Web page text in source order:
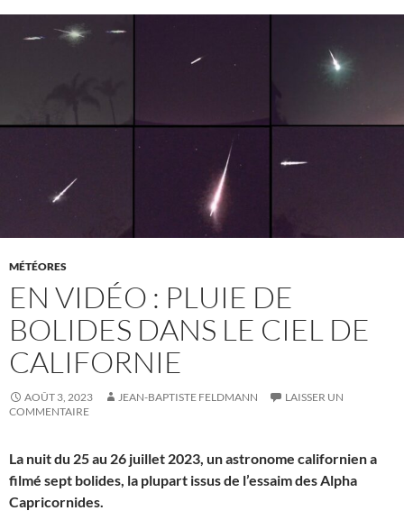
MÉTÉORES
EN VIDÉO : PLUIE DE
BOLIDES DANS LE CIEL DE
CALIFORNIE
AOÛT 3, 2023 JEAN-BAPTISTE FELDMANN
LAISSER UN
COMMENTAIRE
La nuit du 25 au 26 juillet 2023, un astronome californien a
filmé sept bolides, la plupart issus de l’essaim des Alpha
Capricornides.